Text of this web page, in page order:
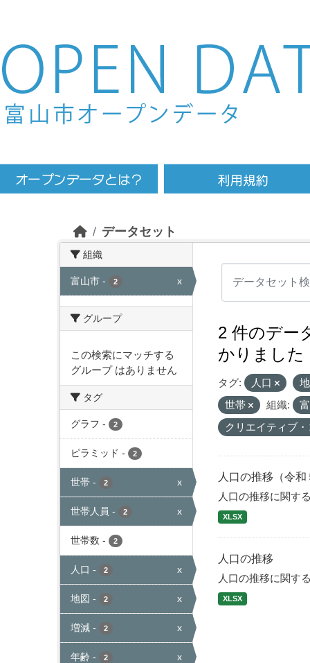
Skip to main content
データセット
組織
富山市 - 2 x
グループ
この検索にマッチする
グループ はありません
タグ
グラフ - 2
ピラミッド - 2
世帯 - 2 x
世帯人員 - 2 x
世帯数 - 2
人口 - 2 x
地図 - 2 x
増減 - 2 x
年齢 - 2 x
2 件のデー
かりました
タグ: 人口
世帯
組織:
クリエイティブ
人口の推移（令和
人口の推移に関す
XLSX
人口の推移
人口の推移に関す
XLSX